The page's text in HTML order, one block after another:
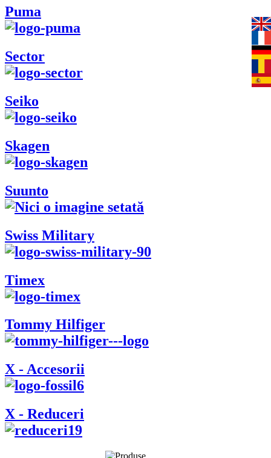
Puma
Sector
Seiko
Skagen
Suunto
Swiss Military
Timex
Tommy Hilfiger
X - Accesorii
X - Reduceri